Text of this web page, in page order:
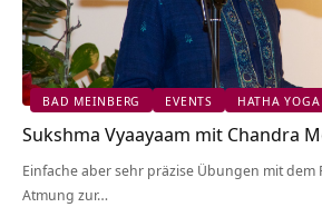
BAD MEINBERG EVENTS HATHA YOGA
Sukshma Vyaayaam mit Chandra
Einfache aber sehr präzise Übungen mit dem
Atmung zur…